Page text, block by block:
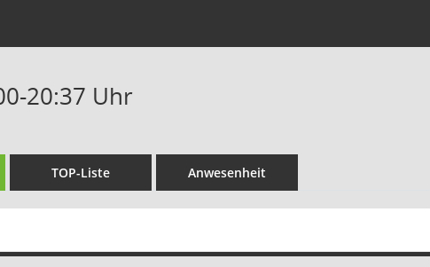
20:37 Uhr
TOP-Liste Anwesenheit